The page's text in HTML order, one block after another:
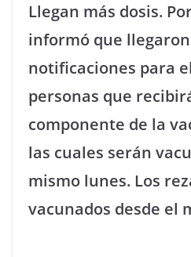
Llegan más dosis.
informó que llegaron
notificaciones para
personas que
componente de la
las cuales serán
mismo lunes. Los
vacunados desde el